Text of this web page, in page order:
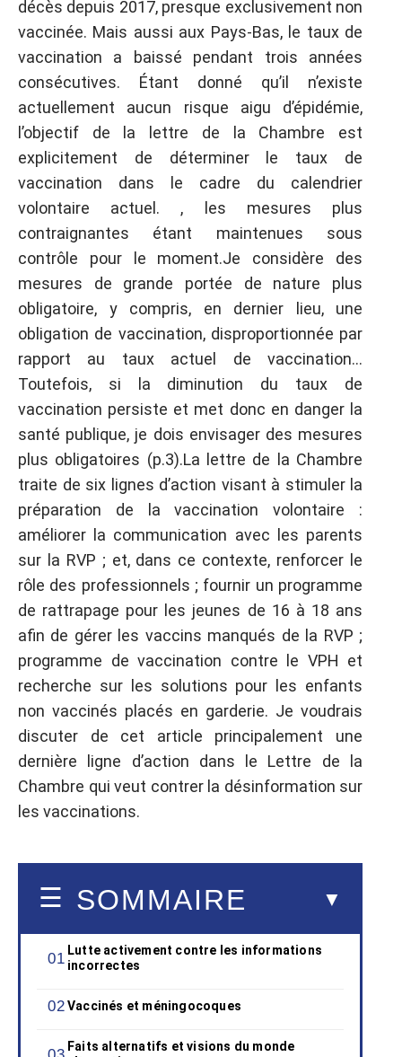
décès depuis 2017, presque exclusivement non
vaccinée. Mais aussi aux Pays-Bas, le taux de
vaccination a baissé pendant trois années
consécutives. Étant donné qu’il n’existe
actuellement aucun risque aigu d’épidémie,
l’objectif de la lettre de la Chambre est
explicitement de déterminer le taux de
vaccination dans le cadre du calendrier
volontaire actuel. , les mesures plus
contraignantes étant maintenues sous
contrôle pour le moment.Je considère des
mesures de grande portée de nature plus
obligatoire, y compris, en dernier lieu, une
obligation de vaccination, disproportionnée par
rapport au taux actuel de vaccination…
Toutefois, si la diminution du taux de
vaccination persiste et met donc en danger la
santé publique, je dois envisager des mesures
plus obligatoires (p.3).La lettre de la Chambre
traite de six lignes d’action visant à stimuler la
préparation de la vaccination volontaire :
améliorer la communication avec les parents
sur la RVP ; et, dans ce contexte, renforcer le
rôle des professionnels ; fournir un programme
de rattrapage pour les jeunes de 16 à 18 ans
afin de gérer les vaccins manqués de la RVP ;
programme de vaccination contre le VPH et
recherche sur les solutions pour les enfants
non vaccinés placés en garderie. Je voudrais
discuter de cet article principalement une
dernière ligne d’action dans le Lettre de la
Chambre qui veut contrer la désinformation sur
les vaccinations.
SOMMAIRE
Lutte activement contre les informations
incorrectes
Vaccinés et méningocoques
Faits alternatifs et visions du monde